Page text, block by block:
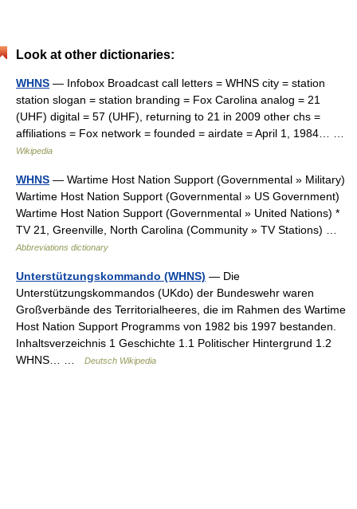
Look at other dictionaries:
WHNS — Infobox Broadcast call letters = WHNS city = station
station slogan = station branding = Fox Carolina analog = 21
(UHF) digital = 57 (UHF), returning to 21 in 2009 other chs =
affiliations = Fox network = founded = airdate = April 1, 1984… …
Wikipedia
WHNS — Wartime Host Nation Support (Governmental » Military)
Wartime Host Nation Support (Governmental » US Government)
Wartime Host Nation Support (Governmental » United Nations) *
TV 21, Greenville, North Carolina (Community » TV Stations) …
Abbreviations dictionary
Unterstützungskommando (WHNS) — Die
Unterstützungskommandos (UKdo) der Bundeswehr waren
Großverbände des Territorialheeres, die im Rahmen des Wartime
Host Nation Support Programms von 1982 bis 1997 bestanden.
Inhaltsverzeichnis 1 Geschichte 1.1 Politischer Hintergrund 1.2
WHNS… …
Deutsch Wikipedia